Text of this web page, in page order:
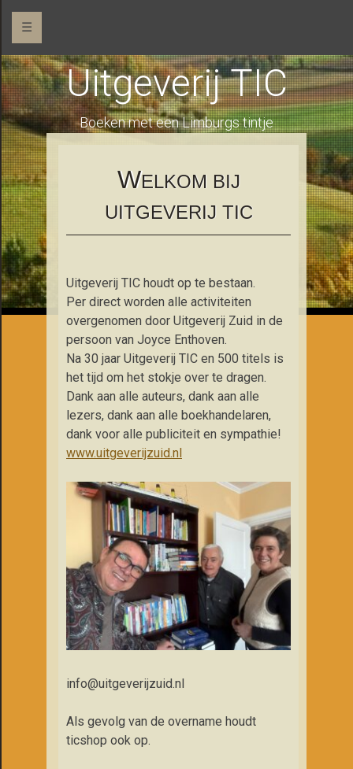
☰
Uitgeverij TIC
Boeken met een Limburgs tintje
WELKOM BIJ
UITGEVERIJ TIC
Uitgeverij TIC houdt op te bestaan.
Per direct worden alle activiteiten
overgenomen door Uitgeverij Zuid in de
persoon van Joyce Enthoven.
Na 30 jaar Uitgeverij TIC en 500 titels is
het tijd om het stokje over te dragen.
Dank aan alle auteurs, dank aan alle
lezers, dank aan alle boekhandelaren,
dank voor alle publiciteit en sympathie!
www.uitgeverijzuid.nl
info@uitgeverijzuid.nl
Als gevolg van de overname houdt
ticshop ook op.